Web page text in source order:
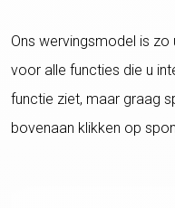
Ons wervingsmodel is
voor alle functies die u
functie ziet, maar graag
bovenaan klikken op